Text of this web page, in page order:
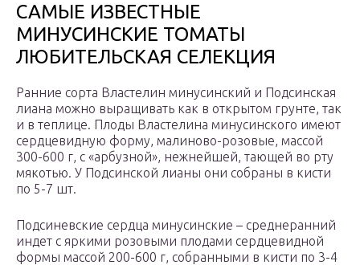
САМЫЕ ИЗВЕСТНЫЕ
МИНУСИНСКИЕ ТОМАТЫ
ЛЮБИТЕЛЬСКАЯ СЕЛЕКЦИЯ
Ранние сорта Властелин минусинский и Подсинская
лиана можно выращивать как в открытом грунте, так
и в теплице. Плоды Властелина минусинского имеют
сердцевидную форму, малиново-розовые, массой
300-600 г, с «арбузной», нежнейшей, тающей во рту
мякотью. У Подсинской лианы они собраны в кисти
по 5-7 шт.
Подсиневские сердца минусинские – среднеранний
индет с яркими розовыми плодами сердцевидной
формы массой 200-600 г, собранными в кисти по 3-4